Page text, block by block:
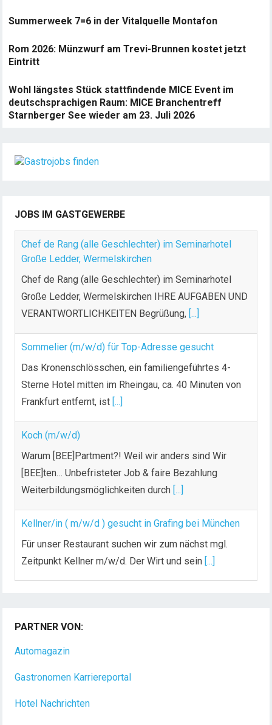
Summerweek 7=6 in der Vitalquelle Montafon
Rom 2026: Münzwurf am Trevi-Brunnen kostet jetzt
Eintritt
Wohl längstes Stück stattfindende MICE Event im
deutschsprachigen Raum: MICE Branchentreff
Starnberger See wieder am 23. Juli 2026
JOBS IM GASTGEWERBE
Chef de Rang (alle Geschlechter) im Seminarhotel
Große Ledder, Wermelskirchen
Chef de Rang (alle Geschlechter) im Seminarhotel
Große Ledder, Wermelskirchen IHRE AUFGABEN UND
VERANTWORTLICHKEITEN Begrüßung, [...]
Sommelier (m/w/d) für Top-Adresse gesucht
Das Kronenschlösschen, ein familiengeführtes 4-
Sterne Hotel mitten im Rheingau, ca. 40 Minuten von
Frankfurt entfernt, ist [...]
Koch (m/w/d)
Warum [BEE]Partment?! Weil wir anders sind Wir
[BEE]ten… Unbefristeter Job & faire Bezahlung
Weiterbildungsmöglichkeiten durch [...]
Kellner/in ( m/w/d ) gesucht in Grafing bei München
Für unser Restaurant suchen wir zum nächst mgl.
Zeitpunkt Kellner m/w/d. Der Wirt und sein [...]
Dein Arbeitsplatz mit Urlaubsfeeling Chef de Rang
(m/w/d) Du bist Gastgeber aus Leidenschaft und
PARTNER VON:
Automagazin
Gastronomen Karriereportal
Hotel Nachrichten